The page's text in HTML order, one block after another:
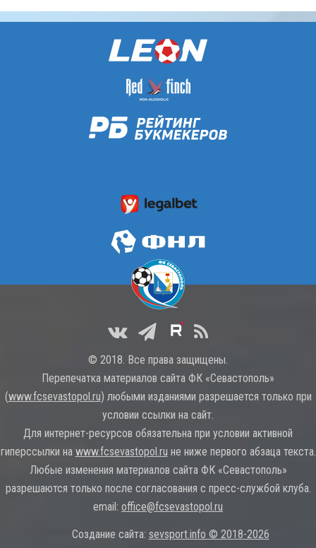
© 2018. Все права защищены.
Перепечатка материалов сайта ФК «Севастополь»
(www.fcsevastopol.ru) любыми изданиями разрешается только при
условии ссылки на сайт.
Для интернет-ресурсов обязательна при условии активной
гиперссылки на www.fcsevastopol.ru не ниже первого абзаца текста.
Любые изменения материалов сайта ФК «Севастополь»
разрешаются только после согласования с пресс-службой клуба.
email: office@fcsevastopol.ru
Создание сайта: sevsport.info © 2018-2026